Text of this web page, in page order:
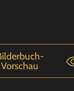
Vorschau